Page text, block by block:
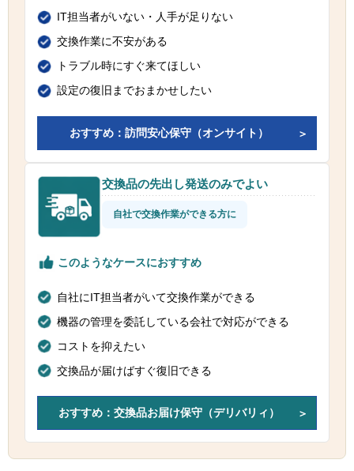
IT担当者がいない・人手が足りない
交換作業に不安がある
トラブル時にすぐ来てほしい
設定の復旧までおまかせしたい
おすすめ：訪問安心保守（オンサイト）
交換品の先出し発送のみでよい
自社で交換作業ができる方に
このようなケースにおすすめ
自社にIT担当者がいて交換作業ができる
機器の管理を委託している会社で対応ができる
コストを抑えたい
交換品が届けばすぐ復旧できる
おすすめ：交換品お届け保守（デリバリィ）